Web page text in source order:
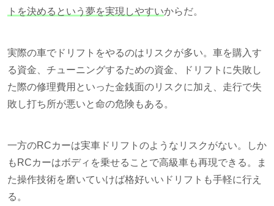
トを決めるという夢を実現しやすいからだ。
実際の車でドリフトをやるのはリスクが多い。車を購入す
る資金、チューニングするための資金、ドリフトに失敗し
た際の修理費用といった金銭面のリスクに加え、走行で失
敗し打ち所が悪いと命の危険もある。
一方のRCカーは実車ドリフトのようなリスクがない。しか
もRCカーはボディを乗せることで高級車も再現できる。ま
た操作技術を磨いていけば格好いいドリフトも手軽に行え
る。